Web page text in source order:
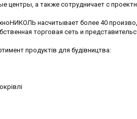
центры, а также сотрудничает с
насчитывает более 40
торговая сеть и
продуктів для будівництва: